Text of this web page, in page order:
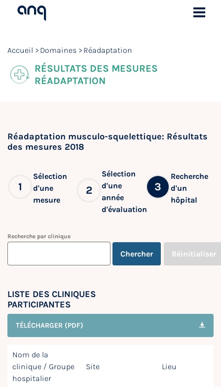
Accueil Domaines Réadaptation
RÉSULTATS DES MESURES
RÉADAPTATION
Réadaptation musculo-squelettique: Résultats
des mesures 2018
1
Sélection
d'une
mesure
2
Sélection
d'une
année
d'évaluation
3
Recherche
d'un
hôpital
Recherche par clinique
Chercher Réinitialiser
LISTE DES CLINIQUES
PARTICIPANTES
TÉLÉCHARGER (PDF)
Nom de la
clinique / Groupe
hospitalier
Site Lieu